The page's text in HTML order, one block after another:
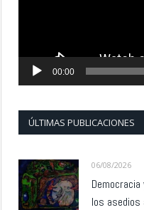
00:00
ÚLTIMAS PUBLICACIONES
06/08/2026
los